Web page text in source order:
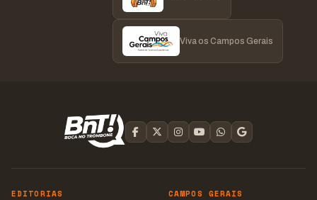
Viva os Campos Gerais
EDITORIAS CAMPOS GERAIS